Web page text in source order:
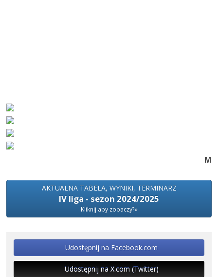
M
AKTUALNA TABELA, WYNIKI, TERMINARZ
IV liga - sezon 2024/2025
Kliknij aby zobaczy?»
Udostępnij na Facebook.com
Udostępnij na X.com (Twitter)